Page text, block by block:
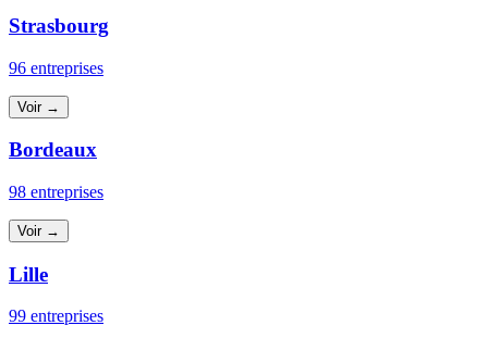
Strasbourg
96 entreprises
Voir →
Bordeaux
98 entreprises
Voir →
Lille
99 entreprises